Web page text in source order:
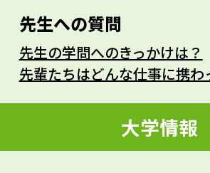
取れることや発想できること
自分とは桁違いに変わりまし
その人の育った環境、体験が
した人はいないので、それ
結び付きます。「目標のた
先生への質問
先生の学問へのきっかけは？
先輩たちはどんな仕事に携わ
大学情報